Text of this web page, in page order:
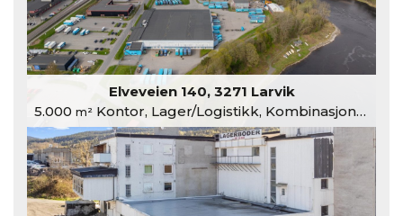
Elveveien 140, 3271 Larvik
5.000 m²Kontor, Lager/Logistikk, Kombinasjonslokaler